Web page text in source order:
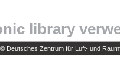
library
Deutsches Zentrum für Luft- und